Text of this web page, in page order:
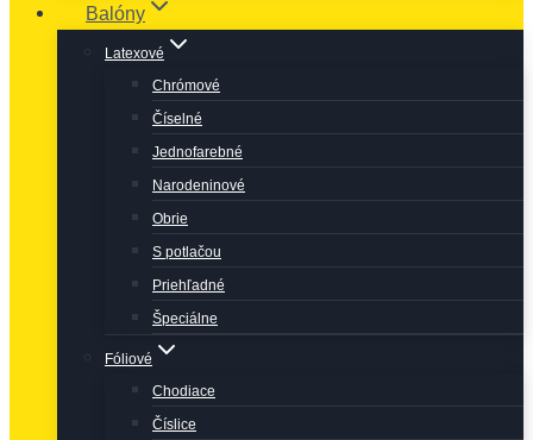
Balóny
Latexové
Chrómové
Číselné
Jednofarebné
Narodeninové
Obrie
S potlačou
Priehľadné
Špeciálne
Fóliové
Chodiace
Číslice